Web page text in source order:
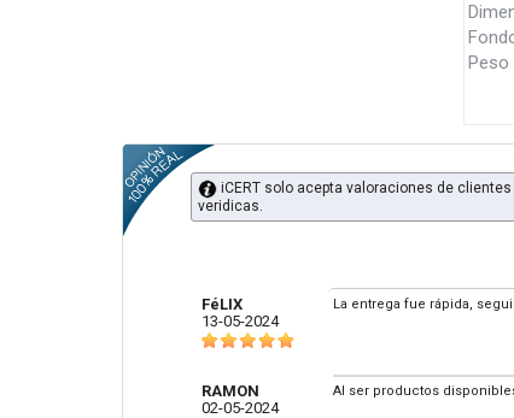
iCERT solo acepta valoraciones de
veridicas.
FéLIX
13-05-2024
La entrega fue rápida,
RAMON
02-05-2024
Al ser productos